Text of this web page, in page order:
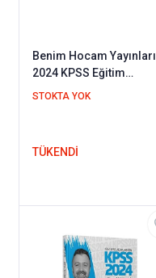
Benim Hocam Yayınları
2024 KPSS Eğitim
Bilimleri Rehberlik Ve
STOKTA YOK
TÜKENDİ